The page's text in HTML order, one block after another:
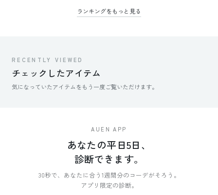
ランキングをもっと見る
RECENTLY VIEWED
チェックしたアイテム
気になっていたアイテムをもう一度ご覧いただけます。
AUEN APP
あなたの平日5日、
診断できます。
30秒で、あなたに合う1週間分のコーデがそろう。
アプリ限定の診断。